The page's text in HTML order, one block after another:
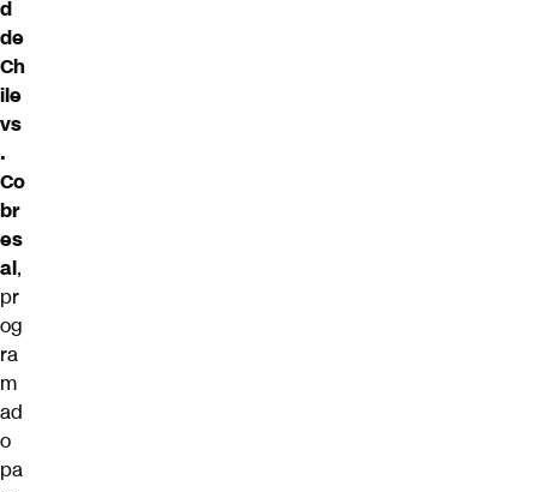
d
de
Ch
ile
vs
.
Co
br
es
al,
pr
og
ra
m
ad
o
pa